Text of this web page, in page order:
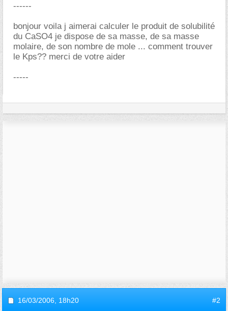
------
bonjour voila j aimerai calculer le produit de solubilité
du CaSO4 je dispose de sa masse, de sa masse
molaire, de son nombre de mole ... comment trouver
le Kps?? merci de votre aider
-----
16/03/2006, 18h20 #2